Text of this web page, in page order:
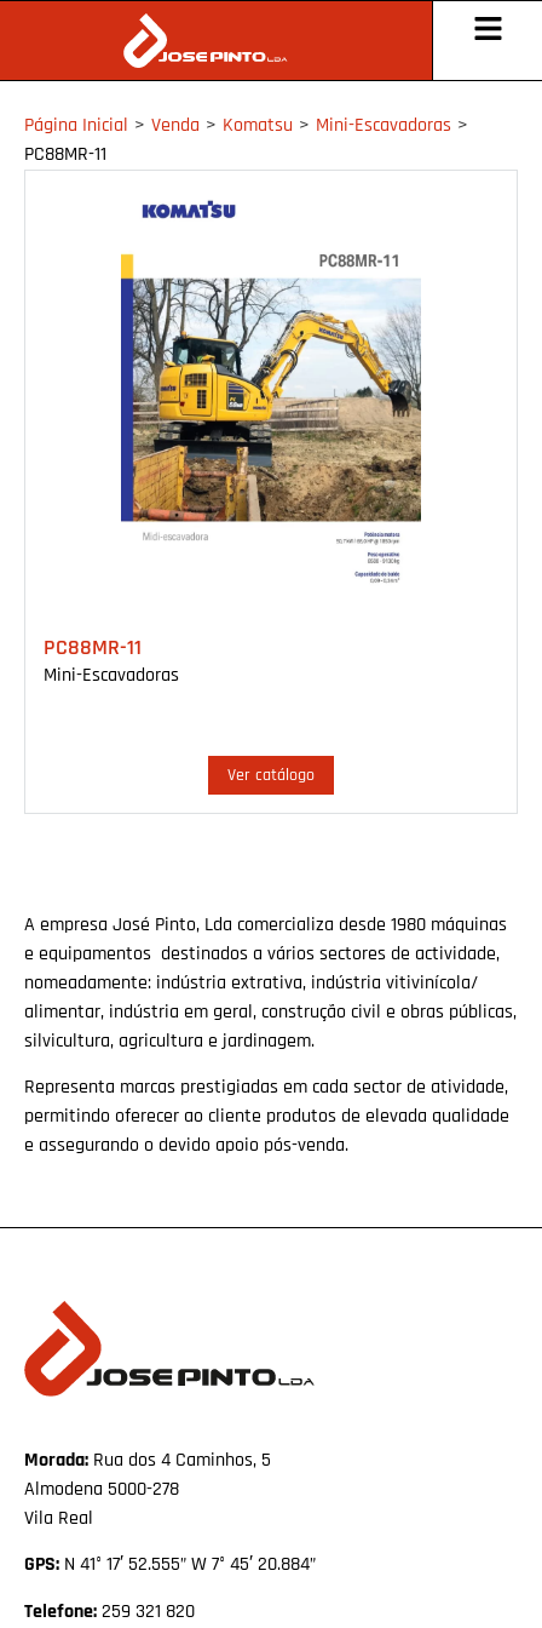
Página Inicial > Venda > Komatsu > Mini-Escavadoras >
PC88MR-11
PC88MR-11
Mini-Escavadoras
Ver catálogo
A empresa José Pinto, Lda comercializa desde 1980 máquinas
e equipamentos destinados a vários sectores de actividade,
nomeadamente: indústria extrativa, indústria vitivinícola/
alimentar, indústria em geral, construção civil e obras públicas,
silvicultura, agricultura e jardinagem.
Representa marcas prestigiadas em cada sector de atividade,
permitindo oferecer ao cliente produtos de elevada qualidade
e assegurando o devido apoio pós-venda.
Morada: Rua dos 4 Caminhos, 5
Almodena 5000-278
Vila Real
GPS: N 41° 17′ 52.555” W 7° 45′ 20.884”
Telefone:259 321 820